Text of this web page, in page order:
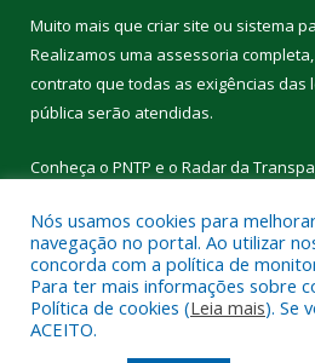
Muito mais que criar site ou sistema
Realizamos uma assessoria
contrato que todas as exigências das
pública serão atendidas.
Conheça o PNTP e o Radar da
Todos os direitos reservados a
Norte.
Nós usamos cookies para
navegação no portal. Ao utilizar
concorda com a política de
Para ter mais informações sobre
Política de cookies (Leia mais). Se
ACEITO.